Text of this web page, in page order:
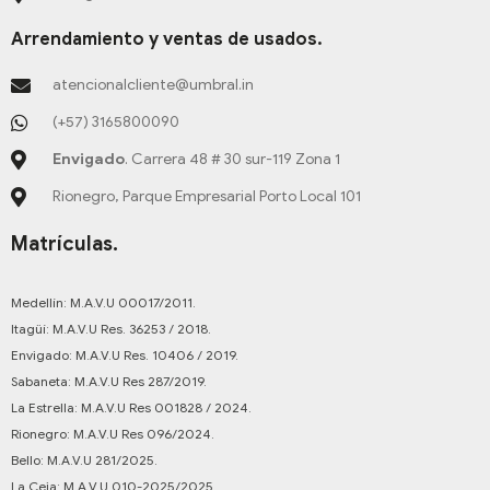
Arrendamiento y ventas de usados.
atencionalcliente@umbral.in
(+57) 3165800090
Envigado. Carrera 48 # 30 sur-119 Zona 1
Rionegro, Parque Empresarial Porto Local 101
Matrículas.
Medellín: M.A.V.U 00017/2011.
Itagüí: M.A.V.U Res. 36253 / 2018.
Envigado: M.A.V.U Res. 10406 / 2019.
Sabaneta: M.A.V.U Res 287/2019.
La Estrella: M.A.V.U Res 001828 / 2024.
Rionegro: M.A.V.U Res 096/2024.
Bello: M.A.V.U 281/2025.
La Ceja: M.A.V.U 010-2025/2025.